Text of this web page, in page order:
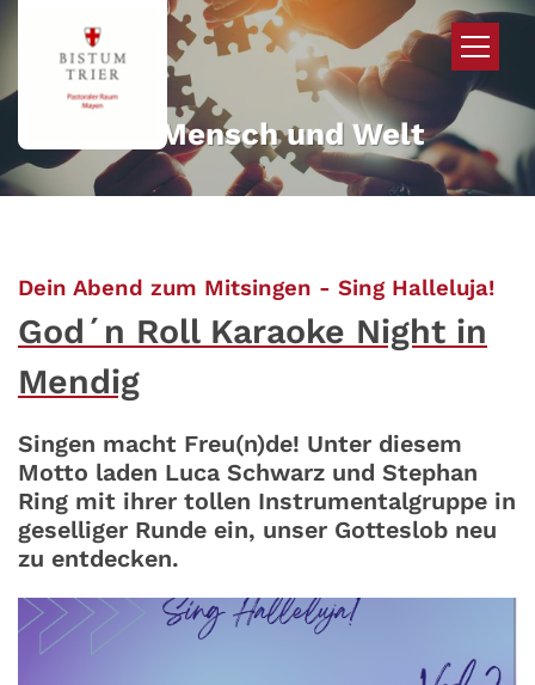
Zum Inhalt springen
Mehr für Mensch und Welt
Dein Abend zum Mitsingen - Sing Halleluja!:
God´n Roll Karaoke Night in
Mendig
Singen macht Freu(n)de! Unter diesem
Motto laden Luca Schwarz und Stephan
Ring mit ihrer tollen Instrumentalgruppe in
geselliger Runde ein, unser Gotteslob neu
zu entdecken.